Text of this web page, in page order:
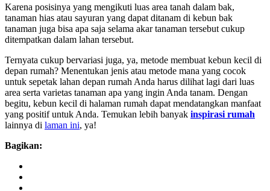
Karena posisinya yang mengikuti luas area tanah dalam bak,
tanaman hias atau sayuran yang dapat ditanam di kebun bak
tanaman juga bisa apa saja selama akar tanaman tersebut cukup
ditempatkan dalam lahan tersebut.
Ternyata cukup bervariasi juga, ya, metode membuat kebun kecil di
depan rumah? Menentukan jenis atau metode mana yang cocok
untuk sepetak lahan depan rumah Anda harus dilihat lagi dari luas
area serta varietas tanaman apa yang ingin Anda tanam. Dengan
begitu, kebun kecil di halaman rumah dapat mendatangkan manfaat
yang positif untuk Anda. Temukan lebih banyak inspirasi rumah
lainnya di laman ini, ya!
Bagikan: